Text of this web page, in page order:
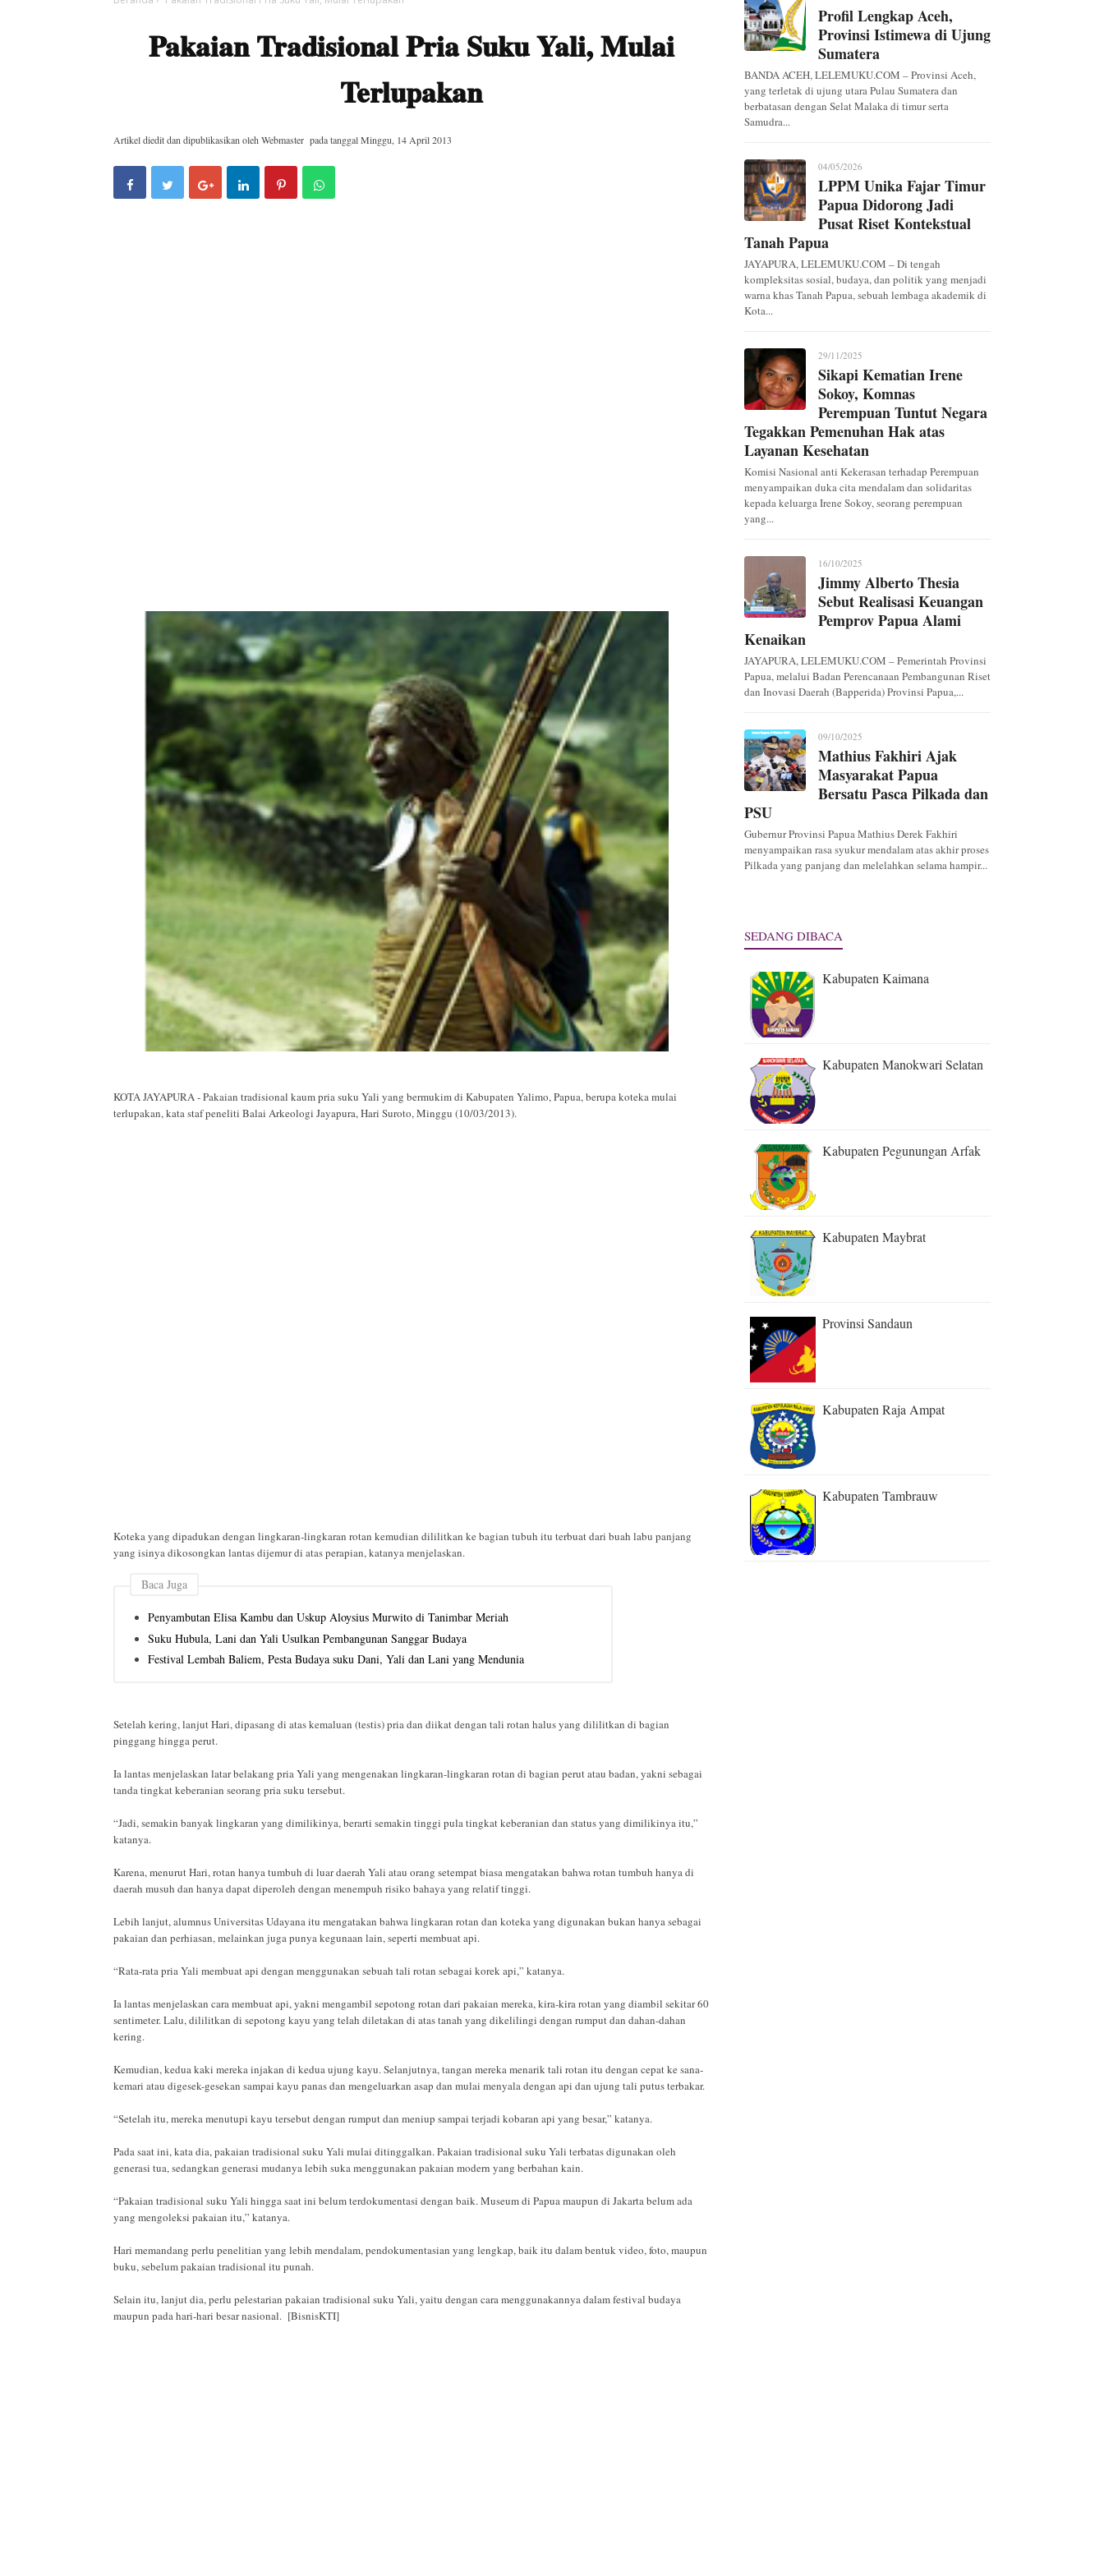
Pakaian Tradisional Pria Suku Yali, Mulai
Terlupakan
Artikel diedit dan dipublikasikan oleh Webmaster pada tanggalMinggu, 14 April 2013
KOTA JAYAPURA - Pakaian tradisional kaum pria suku Yali yang bermukim di Kabupaten Yalimo, Papua, berupa koteka mulai
terlupakan, kata staf peneliti Balai Arkeologi Jayapura, Hari Suroto, Minggu (10/03/2013).
Koteka yang dipadukan dengan lingkaran-lingkaran rotan kemudian dililitkan ke bagian tubuh itu terbuat dari buah labu panjang
yang isinya dikosongkan lantas dijemur di atas perapian, katanya menjelaskan.
Baca Juga
Penyambutan Elisa Kambu dan Uskup Aloysius Murwito di Tanimbar Meriah
Suku Hubula, Lani dan Yali Usulkan Pembangunan Sanggar Budaya
Festival Lembah Baliem, Pesta Budaya suku Dani, Yali dan Lani yang Mendunia
Setelah kering, lanjut Hari, dipasang di atas kemaluan (testis) pria dan diikat dengan tali rotan halus yang dililitkan di bagian
pinggang hingga perut.
Ia lantas menjelaskan latar belakang pria Yali yang mengenakan lingkaran-lingkaran rotan di bagian perut atau badan, yakni sebagai
tanda tingkat keberanian seorang pria suku tersebut.
“Jadi, semakin banyak lingkaran yang dimilikinya, berarti semakin tinggi pula tingkat keberanian dan status yang dimilikinya itu,”
katanya.
Karena, menurut Hari, rotan hanya tumbuh di luar daerah Yali atau orang setempat biasa mengatakan bahwa rotan tumbuh hanya di
daerah musuh dan hanya dapat diperoleh dengan menempuh risiko bahaya yang relatif tinggi.
Lebih lanjut, alumnus Universitas Udayana itu mengatakan bahwa lingkaran rotan dan koteka yang digunakan bukan hanya sebagai
pakaian dan perhiasan, melainkan juga punya kegunaan lain, seperti membuat api.
“Rata-rata pria Yali membuat api dengan menggunakan sebuah tali rotan sebagai korek api,” katanya.
Ia lantas menjelaskan cara membuat api, yakni mengambil sepotong rotan dari pakaian mereka, kira-kira rotan yang diambil sekitar 60
sentimeter. Lalu, dililitkan di sepotong kayu yang telah diletakan di atas tanah yang dikelilingi dengan rumput dan dahan-dahan
kering.
Kemudian, kedua kaki mereka injakan di kedua ujung kayu. Selanjutnya, tangan mereka menarik tali rotan itu dengan cepat ke sana-
kemari atau digesek-gesekan sampai kayu panas dan mengeluarkan asap dan mulai menyala dengan api dan ujung tali putus terbakar.
“Setelah itu, mereka menutupi kayu tersebut dengan rumput dan meniup sampai terjadi kobaran api yang besar,” katanya.
Pada saat ini, kata dia, pakaian tradisional suku Yali mulai ditinggalkan. Pakaian tradisional suku Yali terbatas digunakan oleh
generasi tua, sedangkan generasi mudanya lebih suka menggunakan pakaian modern yang berbahan kain.
“Pakaian tradisional suku Yali hingga saat ini belum terdokumentasi dengan baik. Museum di Papua maupun di Jakarta belum ada
yang mengoleksi pakaian itu,” katanya.
Hari memandang perlu penelitian yang lebih mendalam, pendokumentasian yang lengkap, baik itu dalam bentuk video, foto, maupun
buku, sebelum pakaian tradisional itu punah.
Selain itu, lanjut dia, perlu pelestarian pakaian tradisional suku Yali, yaitu dengan cara menggunakannya dalam festival budaya
maupun pada hari-hari besar nasional. [BisnisKTI]
Profil Lengkap Aceh,
Provinsi Istimewa di Ujung
Sumatera
BANDA ACEH, LELEMUKU.COM – Provinsi Aceh,
yang terletak di ujung utara Pulau Sumatera dan
berbatasan dengan Selat Malaka di timur serta
Samudra...
04/05/2026
LPPM Unika Fajar Timur
Papua Didorong Jadi
Pusat Riset Kontekstual
Tanah Papua
JAYAPURA, LELEMUKU.COM – Di tengah
kompleksitas sosial, budaya, dan politik yang menjadi
warna khas Tanah Papua, sebuah lembaga akademik di
Kota...
29/11/2025
Sikapi Kematian Irene
Sokoy, Komnas
Perempuan Tuntut Negara
Tegakkan Pemenuhan Hak atas
Layanan Kesehatan
Komisi Nasional anti Kekerasan terhadap Perempuan
menyampaikan duka cita mendalam dan solidaritas
kepada keluarga Irene Sokoy, seorang perempuan
yang...
16/10/2025
Jimmy Alberto Thesia
Sebut Realisasi Keuangan
Pemprov Papua Alami
Kenaikan
JAYAPURA, LELEMUKU.COM – Pemerintah Provinsi
Papua, melalui Badan Perencanaan Pembangunan Riset
dan Inovasi Daerah (Bapperida) Provinsi Papua,...
09/10/2025
Mathius Fakhiri Ajak
Masyarakat Papua
Bersatu Pasca Pilkada dan
PSU
Gubernur Provinsi Papua Mathius Derek Fakhiri
menyampaikan rasa syukur mendalam atas akhir proses
Pilkada yang panjang dan melelahkan selama hampir...
SEDANG DIBACA
Kabupaten Kaimana
Kabupaten Manokwari Selatan
Kabupaten Pegunungan Arfak
Kabupaten Maybrat
Provinsi Sandaun
Kabupaten Raja Ampat
Kabupaten Tambrauw